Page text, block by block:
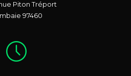
Piton Tréport
97460